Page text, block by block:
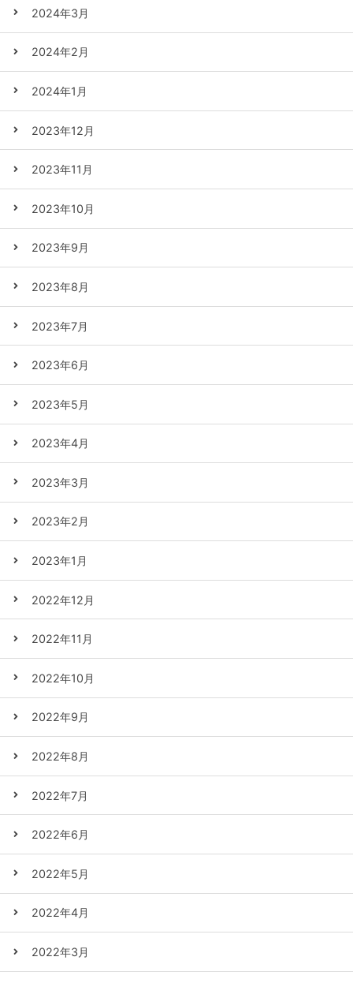
2024年3月
2024年2月
2024年1月
2023年12月
2023年11月
2023年10月
2023年9月
2023年8月
2023年7月
2023年6月
2023年5月
2023年4月
2023年3月
2023年2月
2023年1月
2022年12月
2022年11月
2022年10月
2022年9月
2022年8月
2022年7月
2022年6月
2022年5月
2022年4月
2022年3月